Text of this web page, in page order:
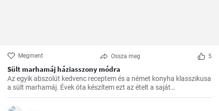
Megment Ossza meg 5
Sült marhamáj háziasszony módra
Az egyik abszolút kedvenc receptem és a német konyha klasszikusa
a sült marhamáj. Évek óta készítem ezt az ételt a saját
konyhámban, és az idők során apró módosításokkal
tökéletesítettem. Nagyon örülök, hogy itt megoszthatom veletek.